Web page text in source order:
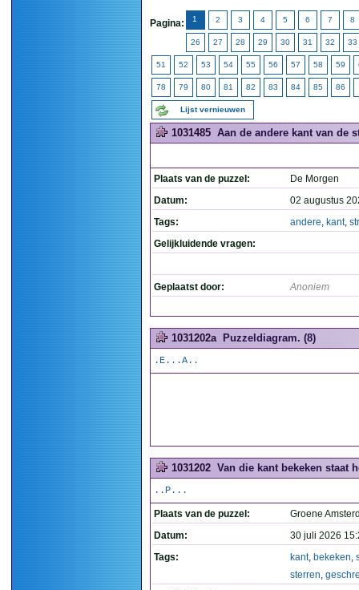
Pagina: 1 2 3 4 5 6 7 8
26 27 28 29 30 31 32 33
51 52 53 54 55 56 57 58 59
78 79 80 81 82 83 84 85 86
Lijst vernieuwen
1031485 Aan de andere kant van de
Plaats van de puzzel:
De Morgen
Datum:
02 augustus
Tags:
andere, kant,
Gelijkluidende vragen:
Geplaatst door: Anoniem
1031202a Puzzeldiagram. (8)
.E...A..
1031202 Van die kant bekeken staat
..P...
Plaats van de puzzel:
Groene
Datum:
30 juli 2026
Tags:
kant, bekeken,
sterren,